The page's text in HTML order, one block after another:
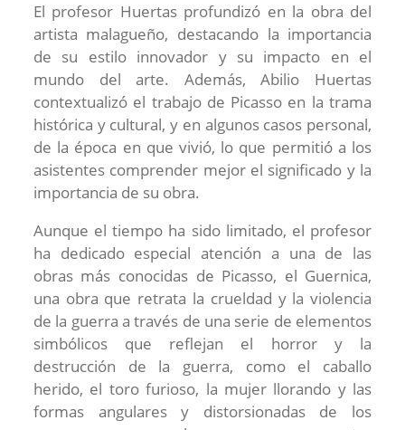
El profesor Huertas profundizó en la obra del
artista malagueño, destacando la importancia
de su estilo innovador y su impacto en el
mundo del arte. Además, Abilio Huertas
contextualizó el trabajo de Picasso en la trama
histórica y cultural, y en algunos casos personal,
de la época en que vivió, lo que permitió a los
asistentes comprender mejor el significado y la
importancia de su obra.
Aunque el tiempo ha sido limitado, el profesor
ha dedicado especial atención a una de las
obras más conocidas de Picasso, el Guernica,
una obra que retrata la crueldad y la violencia
de la guerra a través de una serie de elementos
simbólicos que reflejan el horror y la
destrucción de la guerra, como el caballo
herido, el toro furioso, la mujer llorando y las
formas angulares y distorsionadas de los